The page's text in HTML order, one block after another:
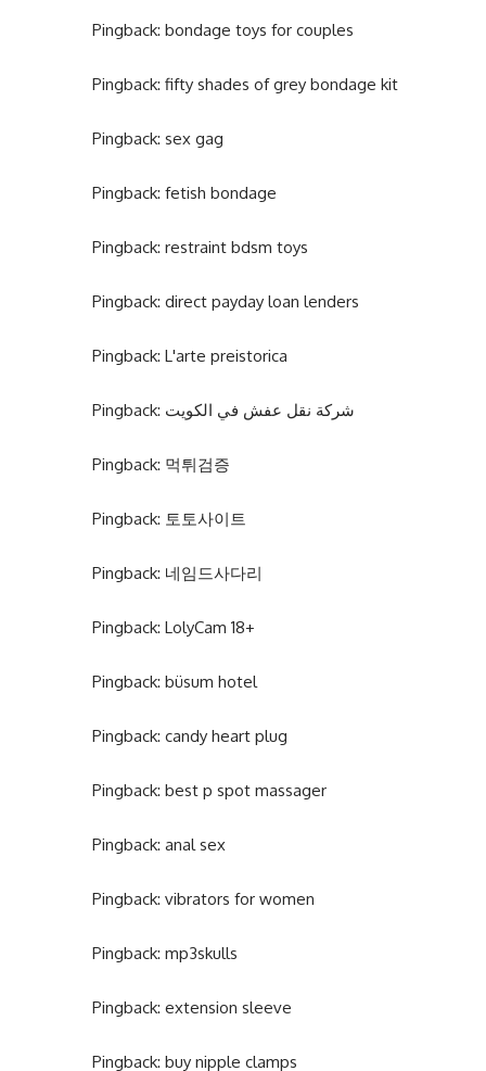
Pingback: bondage toys for couples
Pingback: fifty shades of grey bondage kit
Pingback: sex gag
Pingback: fetish bondage
Pingback: restraint bdsm toys
Pingback: direct payday loan lenders
Pingback: L'arte preistorica
Pingback: شركة نقل عفش في الكويت
Pingback: 먹튀검증
Pingback: 토토사이트
Pingback: 네임드사다리
Pingback: LolyCam 18+
Pingback: büsum hotel
Pingback: candy heart plug
Pingback: best p spot massager
Pingback: anal sex
Pingback: vibrators for women
Pingback: mp3skulls
Pingback: extension sleeve
Pingback: buy nipple clamps